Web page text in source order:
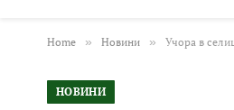
Home » Новини » Учора в
НОВИНИ